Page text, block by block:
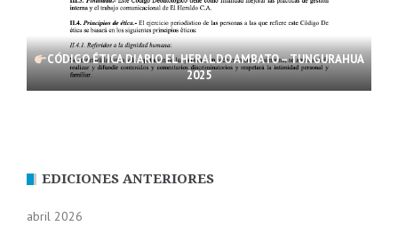
CÓDIGO ÉTICA DIARIO EL HERALDO AMBATO – TUNGURAHUA
2025
EDICIONES ANTERIORES
abril 2026